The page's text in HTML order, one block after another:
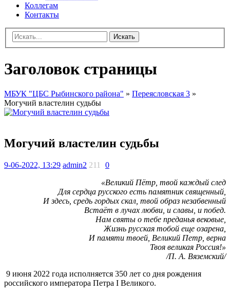
Коллегам
Контакты
Искать
Заголовок страницы
МБУК "ЦБС Рыбинского района" » Переясловская 3 »
Могучий властелин судьбы
Могучий властелин судьбы
9-06-2022, 13:29 admin2 211
0
«Великий Пётр, твой каждый след
Для сердца русского есть памятник священный,
И здесь, средь гордых скал, твой образ незабвенный
Встаёт в лучах любви, и славы, и побед.
Нам святы о тебе преданья вековые,
Жизнь русская тобой еще озарена,
И памяти твоей, Великий Петр, верна
Твоя великая Россия!»
/П. А. Вяземский/
9 июня 2022 года исполняется 350 лет со дня рождения
российского императора Петра I Великого.